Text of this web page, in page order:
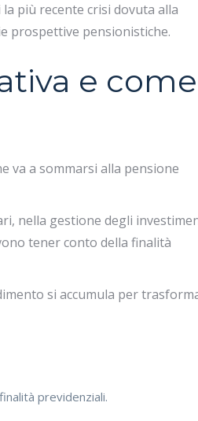
più recente crisi dovuta alla
prospettive pensionistiche.
e come
va a sommarsi alla pensione
nella gestione degli
tener conto della finalità
si accumula per
previdenziali.